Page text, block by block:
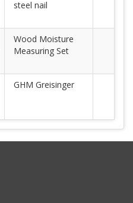
steel nail
Wood Moisture
Measuring Set
GHM Greisinger